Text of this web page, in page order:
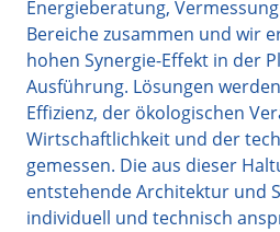
Energieberatung,
Bereiche zusammen und wir
hohen Synergie-Effekt in der
Ausführung. Lösungen
Effizienz, der ökologischen
Wirtschaftlichkeit und der
gemessen. Die aus dieser
entstehende Architektur und
individuell und technisch